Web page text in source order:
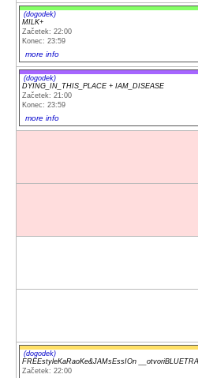
(dogodek)
MILK+
Začetek: 22:00
Konec: 23:59
more info
(dogodek)
DYING_IN_THIS_PLACE + IAM_DISEASE
Začetek: 21:00
Konec: 23:59
more info
(dogodek)
FREEstyleKaRaoKe&JAMsEssIOn
Začetek: 22:00